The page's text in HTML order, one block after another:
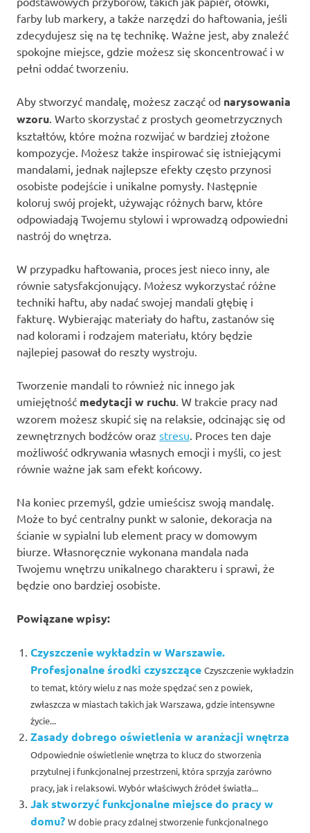
farby lub markery, a także narzędzi do haftowania, jeśli
zdecydujesz się na tę technikę. Ważne jest, aby znaleźć
spokojne miejsce, gdzie możesz się skoncentrować i w
pełni oddać tworzeniu.
Aby stworzyć mandalę, możesz zacząć od narysowania
wzoru . Warto skorzystać z prostych geometrzycznych
kształtów, które można rozwijać w bardziej złożone
kompozycje. Możesz także inspirować się istniejącymi
mandalami, jednak najlepsze efekty często przynosi
osobiste podejście i unikalne pomysły. Następnie
koloruj swój projekt, używając różnych barw, które
odpowiadają Twojemu stylowi i wprowadzą odpowiedni
nastrój do wnętrza.
W przypadku haftowania, proces jest nieco inny, ale
równie satysfakcjonujący. Możesz wykorzystać różne
techniki haftu, aby nadać swojej mandali głębię i
fakturę. Wybierając materiały do haftu, zastanów się
nad kolorami i rodzajem materiału, który będzie
najlepiej pasował do reszty wystroju.
Tworzenie mandali to również nic innego jak
umiejętność medytacji w ruchu . W trakcie pracy nad
wzorem możesz skupić się na relaksie, odcinając się od
zewnętrznych bodźców oraz stresu . Proces ten daje
możliwość odkrywania własnych emocji i myśli, co jest
równie ważne jak sam efekt końcowy.
Na koniec przemyśl, gdzie umieścisz swoją mandalę.
Może to być centralny punkt w salonie, dekoracja na
ścianie w sypialni lub element pracy w domowym
biurze. Własnoręcznie wykonana mandala nada
Twojemu wnętrzu unikalnego charakteru i sprawi, że
będzie ono bardziej osobiste.
Powiązane wpisy:
Czyszczenie wykładzin w Warszawie.
Profesjonalne środki czyszczące Czyszczenie wykładzin
to temat, który wielu z nas może spędzać sen z powiek,
zwłaszcza w miastach takich jak Warszawa, gdzie intensywne
życie...
Zasady dobrego oświetlenia w aranżacji wnętrza
Odpowiednie oświetlenie wnętrza to klucz do stworzenia
przytulnej i funkcjonalnej przestrzeni, która sprzyja zarówno
pracy, jak i relaksowi. Wybór właściwych źródeł światła...
Jak stworzyć funkcjonalne miejsce do pracy w
domu? W dobie pracy zdalnej stworzenie funkcjonalnego